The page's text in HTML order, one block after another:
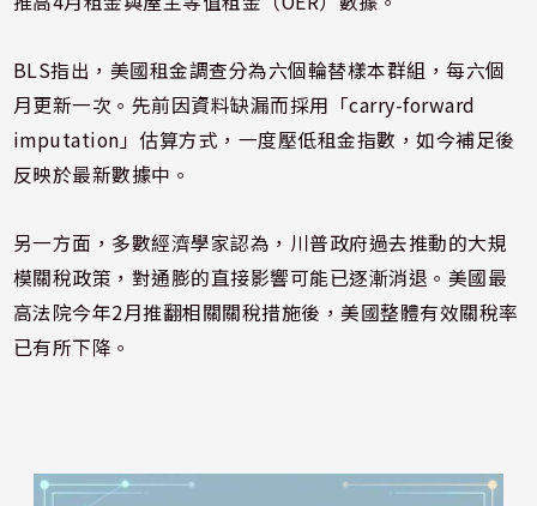
BLS指出，美國租金調查分為六個輪替樣本群組，每六個
月更新一次。先前因資料缺漏而採用「carry-forward
imputation」估算方式，一度壓低租金指數，如今補足後
反映於最新數據中。
另一方面，多數經濟學家認為，川普政府過去推動的大規
模關稅政策，對通膨的直接影響可能已逐漸消退。美國最
高法院今年2月推翻相關關稅措施後，美國整體有效關稅率
已有所下降。